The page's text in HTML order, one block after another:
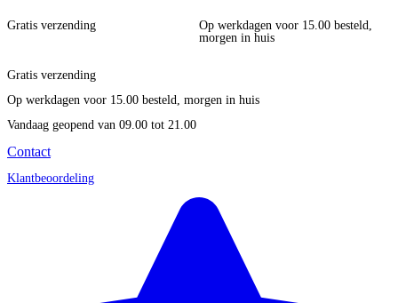
Gratis verzending
Op werkdagen voor 15.00 besteld,
morgen in huis
Gratis verzending
Op werkdagen voor 15.00 besteld, morgen in huis
Vandaag geopend van 09.00 tot 21.00
Contact
Klantbeoordeling